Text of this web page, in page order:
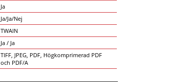
Ja
Ja/Ja/Nej
TWAIN
Ja / Ja
TIFF, JPEG, PDF, Högkomprimerad PDF
och PDF/A